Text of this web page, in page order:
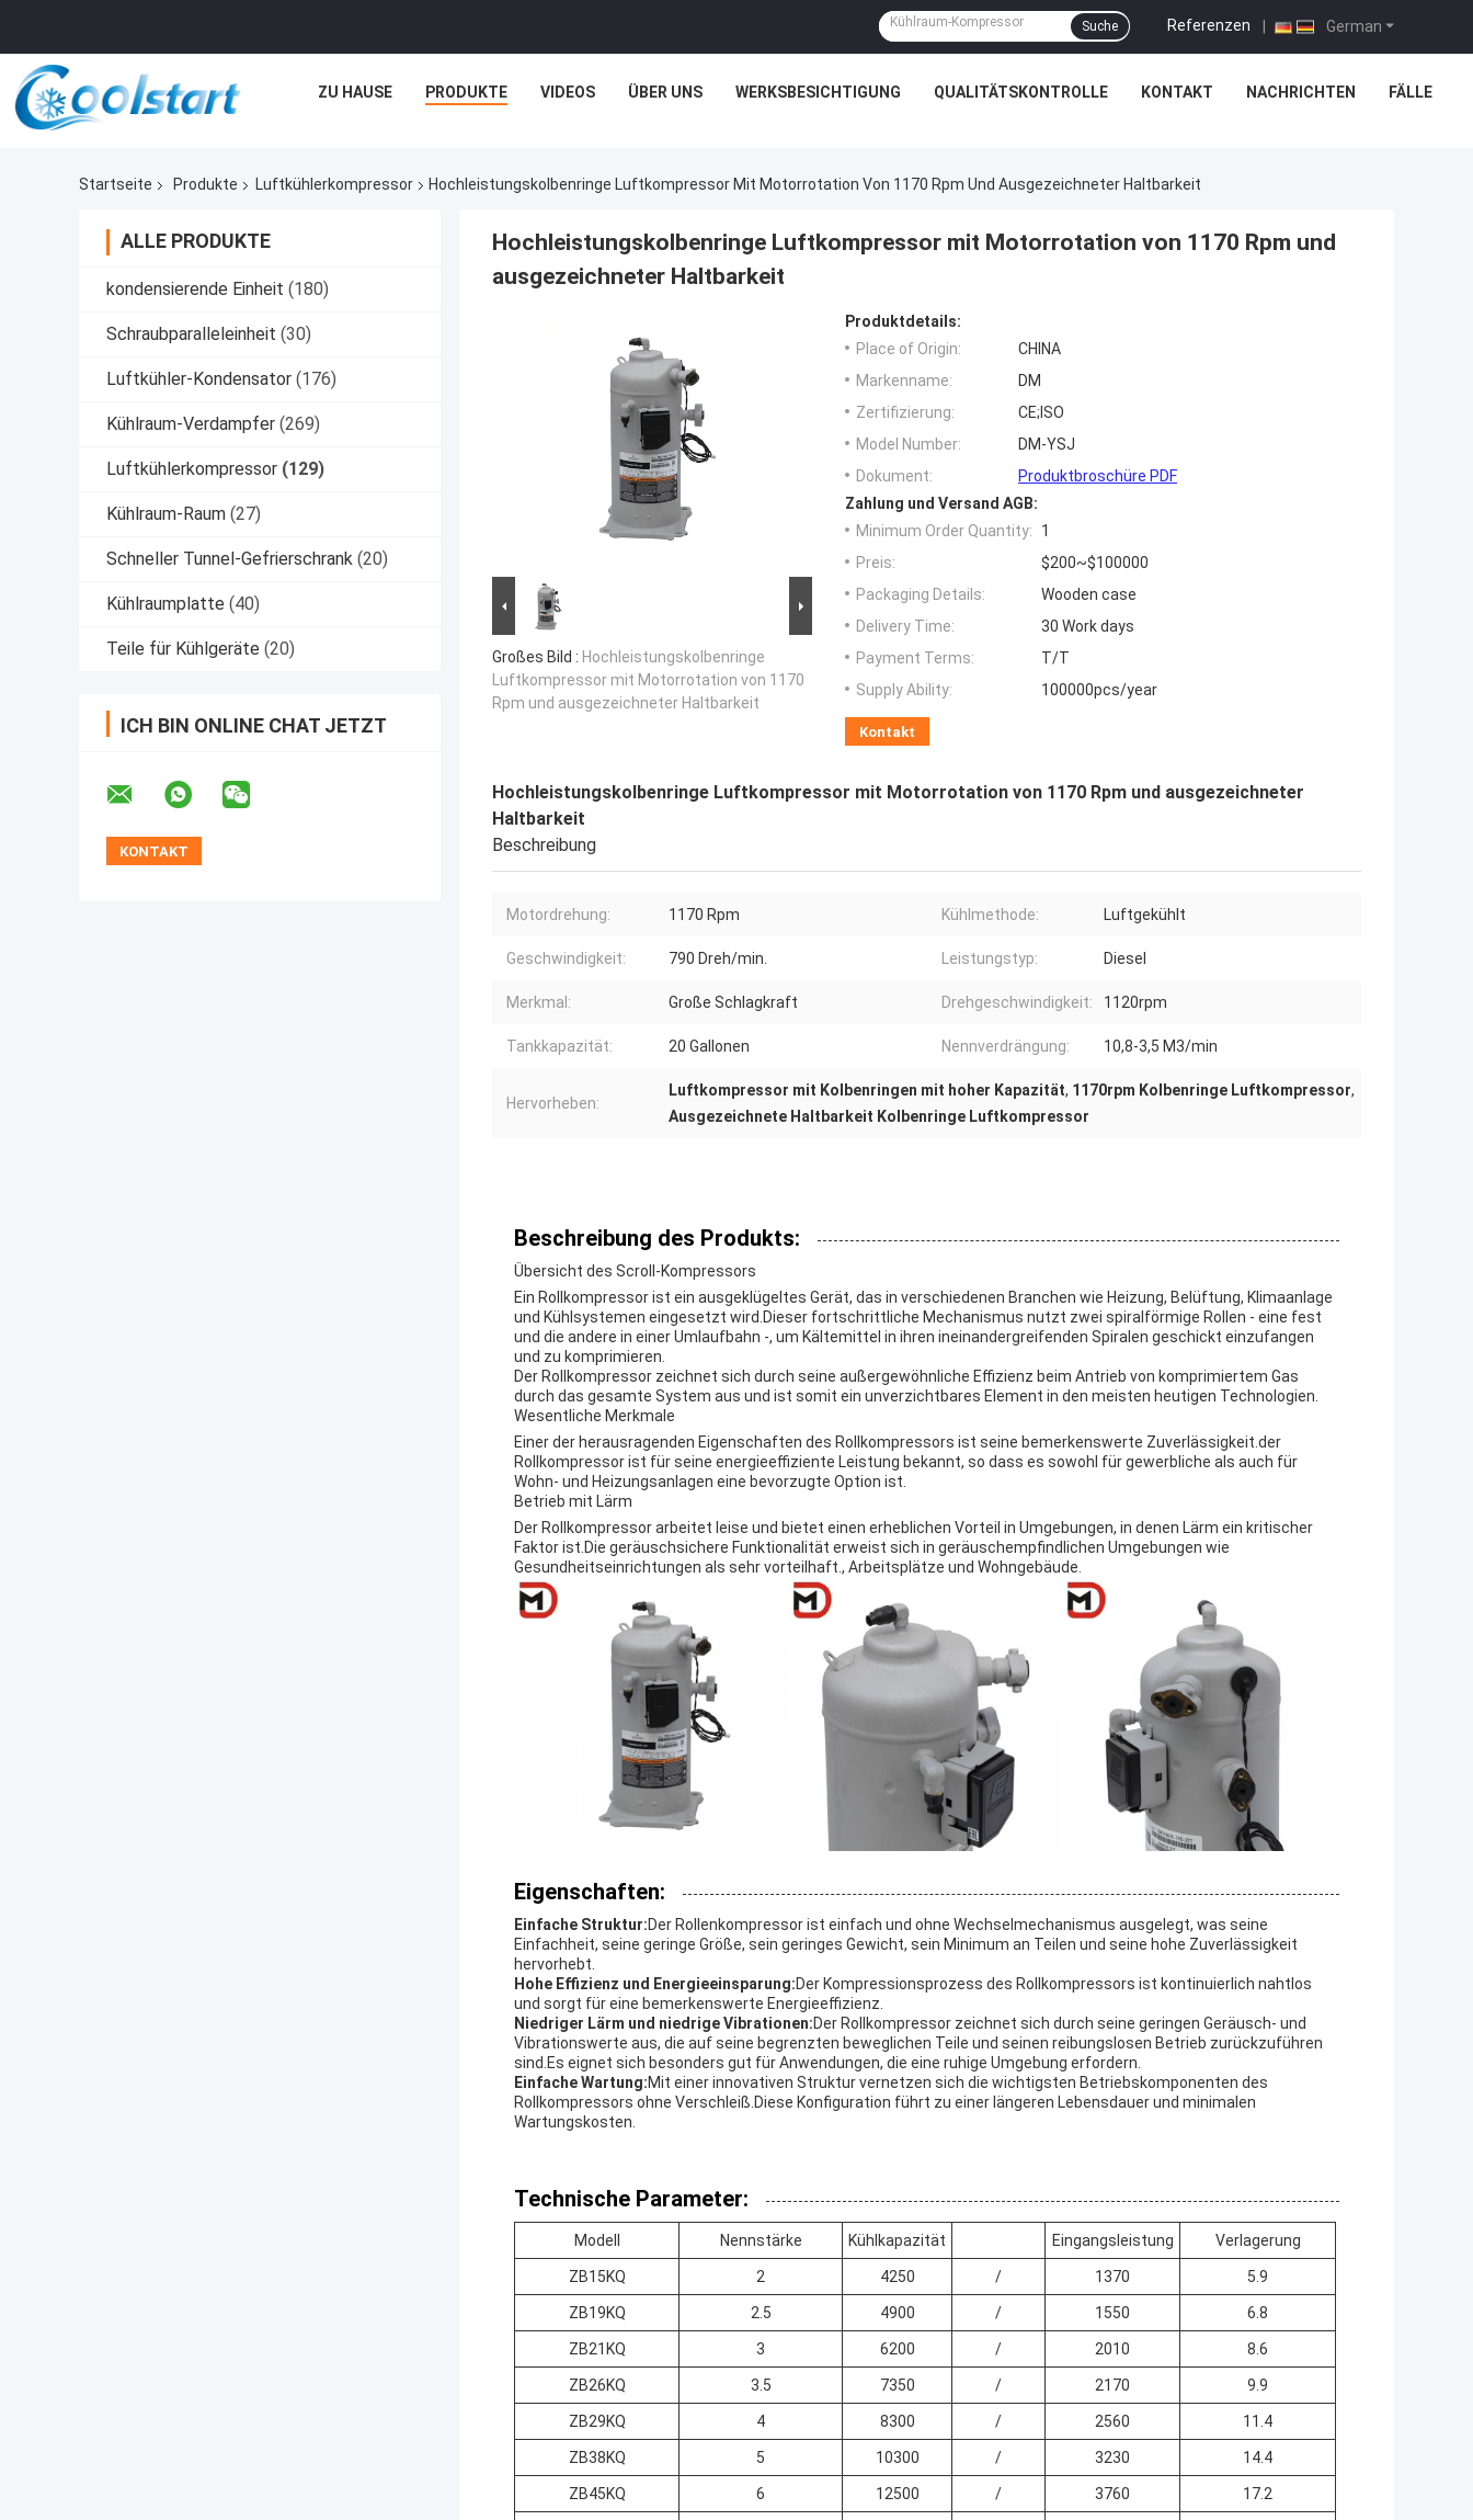
German
Referenzen |
Suche
ZU HAUSE PRODUKTE VIDEOS ÜBER UNS WERKSBESICHTIGUNG QUALITÄTSKONTROLLE KONTAKT NACHRICHTEN FÄLLE
Startseite Produkte Luftkühlerkompressor Hochleistungskolbenringe Luftkompressor Mit Motorrotation Von 1170 Rpm Und Ausgezeichneter Haltbarkeit
ALLE PRODUKTE
kondensierende Einheit (180)
Schraubparalleleinheit (30)
Luftkühler-Kondensator (176)
Kühlraum-Verdampfer (269)
Luftkühlerkompressor (129)
Kühlraum-Raum (27)
Schneller Tunnel-Gefrierschrank (20)
Kühlraumplatte (40)
Teile für Kühlgeräte (20)
ICH BIN ONLINE CHAT JETZT
Hochleistungskolbenringe Luftkompressor mit Motorrotation von 1170 Rpm und
ausgezeichneter Haltbarkeit
Großes Bild : Hochleistungskolbenringe
Luftkompressor mit Motorrotation von 1170
Rpm und ausgezeichneter Haltbarkeit
Produktdetails:
Place of Origin:
CHINA
Markenname:
DM
Zertifizierung:
CE;ISO
Model Number:
DM-YSJ
Dokument:
Produktbroschüre PDF
Zahlung und Versand AGB:
Minimum Order Quantity:
1
Preis:
$200~$100000
Packaging Details:
Wooden case
Delivery Time:
30 Work days
Payment Terms:
T/T
Supply Ability:
100000pcs/year
Kontakt
Hochleistungskolbenringe Luftkompressor mit Motorrotation von 1170 Rpm und ausgezeichneter
Haltbarkeit
Beschreibung
Motordrehung: 1170 Rpm Kühlmethode: Luftgekühlt
Geschwindigkeit: 790 Dreh/min. Leistungstyp: Diesel
Merkmal: Große Schlagkraft Drehgeschwindigkeit: 1120rpm
Tankkapazität: 20 Gallonen Nennverdrängung: 10,8-3,5 M3/min
Hervorheben:
Luftkompressor mit Kolbenringen mit hoher Kapazität, 1170rpm Kolbenringe Luftkompressor,
Ausgezeichnete Haltbarkeit Kolbenringe Luftkompressor
Beschreibung des Produkts:
Übersicht des Scroll-Kompressors
Ein Rollkompressor ist ein ausgeklügeltes Gerät, das in verschiedenen Branchen wie Heizung, Belüftung, Klimaanlage
und Kühlsystemen eingesetzt wird.Dieser fortschrittliche Mechanismus nutzt zwei spiralförmige Rollen - eine fest
und die andere in einer Umlaufbahn -, um Kältemittel in ihren ineinandergreifenden Spiralen geschickt einzufangen
und zu komprimieren.
Der Rollkompressor zeichnet sich durch seine außergewöhnliche Effizienz beim Antrieb von komprimiertem Gas
durch das gesamte System aus und ist somit ein unverzichtbares Element in den meisten heutigen Technologien.
Wesentliche Merkmale
Einer der herausragenden Eigenschaften des Rollkompressors ist seine bemerkenswerte Zuverlässigkeit.der
Rollkompressor ist für seine energieeffiziente Leistung bekannt, so dass es sowohl für gewerbliche als auch für
Wohn- und Heizungsanlagen eine bevorzugte Option ist.
Betrieb mit Lärm
Der Rollkompressor arbeitet leise und bietet einen erheblichen Vorteil in Umgebungen, in denen Lärm ein kritischer
Faktor ist.Die geräuschsichere Funktionalität erweist sich in geräuschempfindlichen Umgebungen wie
Gesundheitseinrichtungen als sehr vorteilhaft., Arbeitsplätze und Wohngebäude.
Eigenschaften:
Einfache Struktur:Der Rollenkompressor ist einfach und ohne Wechselmechanismus ausgelegt, was seine
Einfachheit, seine geringe Größe, sein geringes Gewicht, sein Minimum an Teilen und seine hohe Zuverlässigkeit
hervorhebt.
Hohe Effizienz und Energieeinsparung:Der Kompressionsprozess des Rollkompressors ist kontinuierlich nahtlos
und sorgt für eine bemerkenswerte Energieeffizienz.
Niedriger Lärm und niedrige Vibrationen:Der Rollkompressor zeichnet sich durch seine geringen Geräusch- und
Vibrationswerte aus, die auf seine begrenzten beweglichen Teile und seinen reibungslosen Betrieb zurückzuführen
sind.Es eignet sich besonders gut für Anwendungen, die eine ruhige Umgebung erfordern.
Einfache Wartung:Mit einer innovativen Struktur vernetzen sich die wichtigsten Betriebskomponenten des
Rollkompressors ohne Verschleiß.Diese Konfiguration führt zu einer längeren Lebensdauer und minimalen
Wartungskosten.
Technische Parameter:
Modell Nennstärke Kühlkapazität Eingangsleistung Verlagerung
ZB15KQ 2 4250 / 1370 5.9
ZB19KQ 2.5 4900 / 1550 6.8
ZB21KQ 3 6200 / 2010 8.6
ZB26KQ 3.5 7350 / 2170 9.9
ZB29KQ 4 8300 / 2560 11.4
ZB38KQ 5 10300 / 3230 14.4
ZB45KQ 6 12500 / 3760 17.2